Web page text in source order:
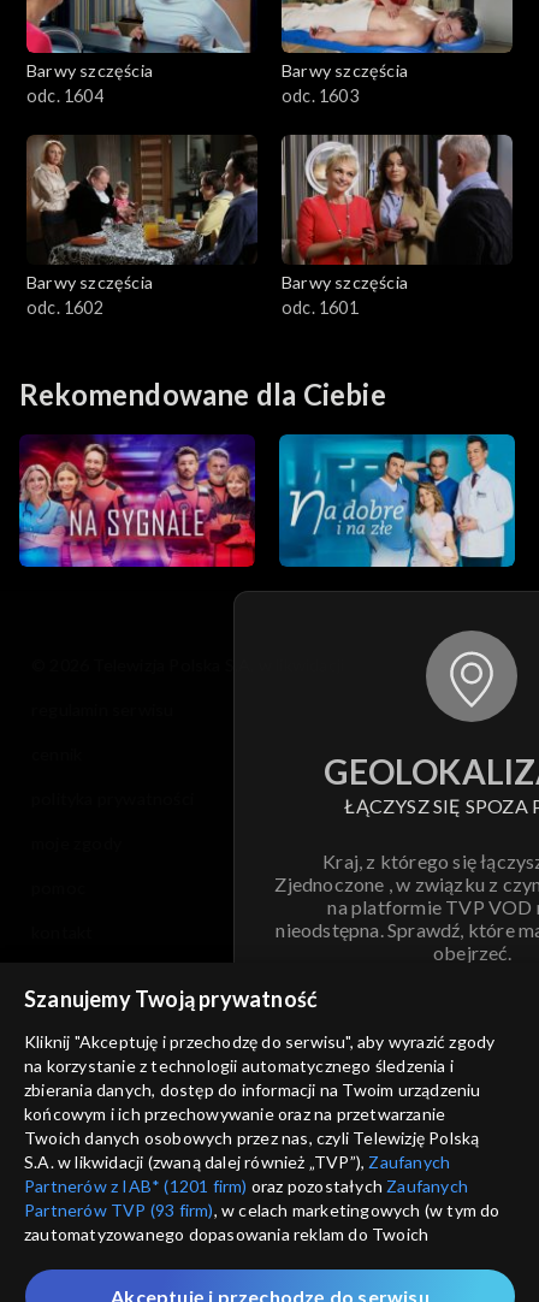
Barwy szczęścia
odc. 1604
Barwy szczęścia
odc. 1603
Barwy szczęścia
odc. 1602
Barwy szczęścia
odc. 1601
Rekomendowane dla Ciebie
ŁĄCZYSZ SIĘ SPOZA
Kraj, z którego się
Zjednoczone , w związku z
na platformie TVP VOD
nieodstępna. Sprawdź, które
obejrzeć.
ANULUJ
informacje o dostawcy usług
Szanujemy Twoją prywatność
Kliknij "Akceptuję i przechodzę do serwisu", aby wyrazić zgody
na korzystanie z technologii automatycznego śledzenia i
zbierania danych, dostęp do informacji na Twoim urządzeniu
końcowym i ich przechowywanie oraz na przetwarzanie
Twoich danych osobowych przez nas, czyli Telewizję Polską
S.A. w likwidacji (zwaną dalej również „TVP”), Zaufanych
Partnerów z IAB* (1201 firm) oraz pozostałych Zaufanych
Partnerów TVP (93 firm), w celach marketingowych (w tym do
zautomatyzowanego dopasowania reklam do Twoich
które wskazujemy poniżej, a także zgody na udostępnianie
Akceptuję i przechodzę do serwisu